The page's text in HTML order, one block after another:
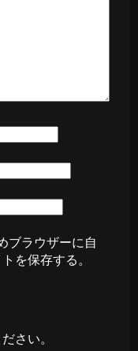
ブラウザーに自
を保存する。
さい。